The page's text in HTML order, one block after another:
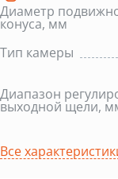
Диаметр
конуса, мм
Тип камеры
Диапазон
выходной щели,
Все